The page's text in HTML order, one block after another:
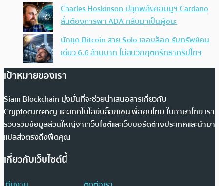
Charles Hoskinson ปลุกพลังคอมมูฯ Cardano
ลั่นต้องการพา ADA กลับมาเป็นผู้ชนะ
นักขุด Bitcoin สาย Solo เจอบล็อก รับทรัพย์คน
เดียว 6.6 ล้านบาท ไม่สนวิกฤตศรัทธาคริปโทฯ
เป้าหมายของเรา
Siam Blockchain มุ่งมั่นที่จะช่วยนำเสนอสารเกี่ยวกับ
Cryptocurrency และเทคโนโลยีบล็อกเชนเพื่อคนไทย ในภาษาไทย เรา
รวบรวมข้อมูลส่วนใหญ่จากเว็บไซต์และเว็บบอร์ดต่างประเทศและนำมา
แปลส่งตรงถึงฟีดคุณ
เกี่ยวกับเว็บไซต์นี้